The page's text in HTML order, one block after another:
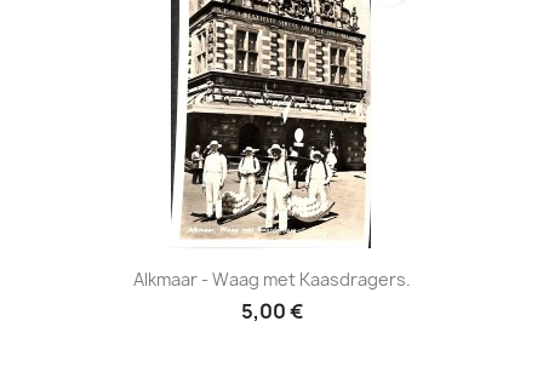
Alkmaar - Waag met Kaasdragers.
5,00 €